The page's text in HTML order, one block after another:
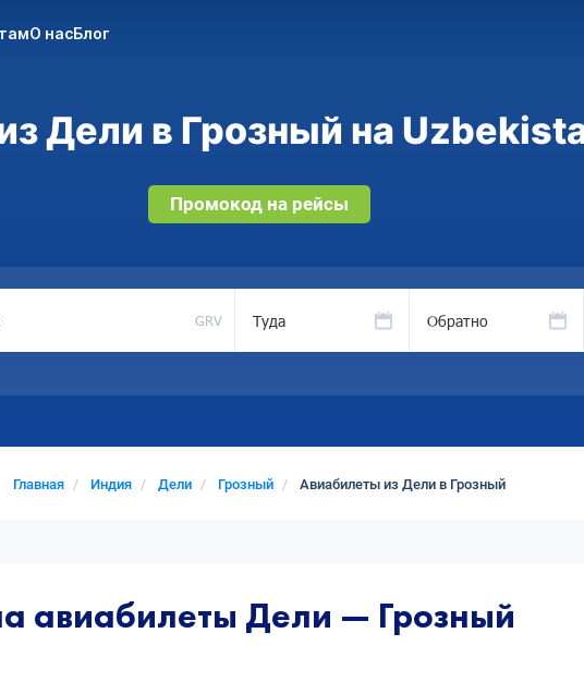
О насБлог
Дели в Грозный на
Промокод на рейсы
GRV Туда Обратно
Главная Индия Дели Грозный Авиабилеты из Дели в Грозный
авиабилеты Дели — Грозный